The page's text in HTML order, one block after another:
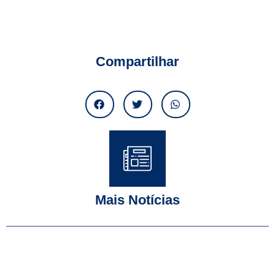
Compartilhar
Mais Notícias